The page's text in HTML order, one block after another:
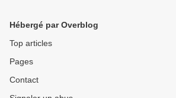
Hébergé par Overblog
Top articles
Pages
Contact